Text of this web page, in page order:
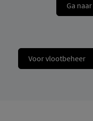
Ga
Voor vlootbeheer